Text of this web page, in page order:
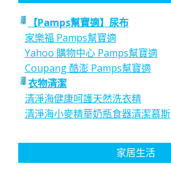
【Pamps幫寶適】尿布
家樂福 Pamps幫寶適
Yahoo 購物中心 Pamps幫寶適
Coupang 酷澎 Pamps幫寶適
衣物清潔
清淨海健康呵護天然洗衣精
清淨海小麥精華奶瓶食器清潔慕斯
家居生活